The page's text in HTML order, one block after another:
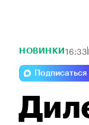
НОВИНКИ 16:33